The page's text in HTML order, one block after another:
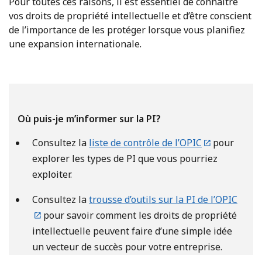
vos droits de propriété intellectuelle et d’être conscient
de l’importance de les protéger lorsque vous planifiez
une expansion internationale.
Où puis-je m’informer sur la PI?
Consultez la liste de contrôle de l’OPIC
pour
explorer les types de PI que vous pourriez
exploiter.
Consultez latrousse d’outils sur la PI de l’OPIC
pour savoir comment les droits de propriété
intellectuelle peuvent faire d’une simple idée
un vecteur de succès pour votre entreprise.